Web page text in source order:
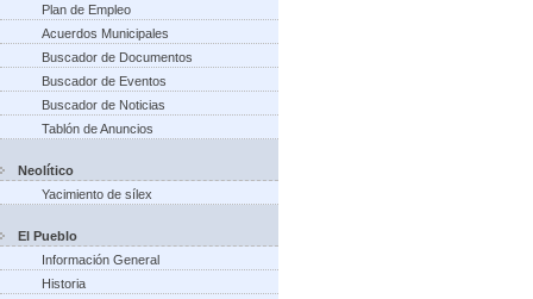
Plan de Empleo
Acuerdos Municipales
Buscador de Documentos
Buscador de Eventos
Buscador de Noticias
Tablón de Anuncios
Neolítico
Yacimiento de sílex
El Pueblo
Información General
Historia